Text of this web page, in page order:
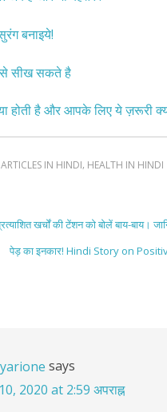
बनाइये!
से सीख सकते है
होती है और आपके लिए ये ज़रूरी
IN HINDI, HEALTH IN HINDI
खर्चों की टेंशन को बोलें बाय-बाय।
पेड़ का इनकार! Hindi Story on
says
10, 2020 at 2:59 अपराह्न